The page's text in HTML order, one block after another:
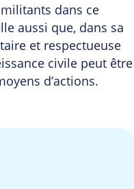
dans ce
aussi que, dans sa
et respectueuse
civile peut être
d’actions.